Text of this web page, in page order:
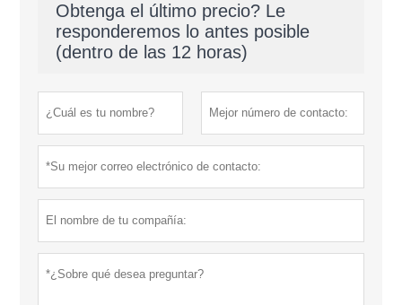
Obtenga el último precio? Le
responderemos lo antes posible
(dentro de las 12 horas)